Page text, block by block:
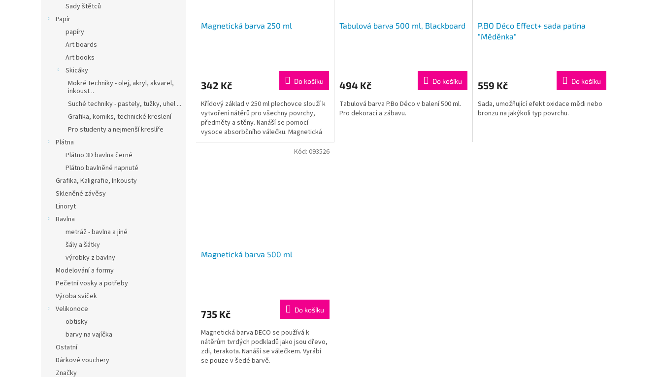
Sady štětců
Papír
papíry
Art boards
Art books
Skicáky
Mokré techniky - olej, akryl, akvarel,
inkoust ..
Suché techniky - pastely, tužky, uhel ...
Grafika, komiks, technické kreslení
Pro studenty a nejmenší kreslíře
Plátna
Plátno 3D bavlna černé
Plátno bavlněné napnuté
Grafika, Kaligrafie, Inkousty
Skleněné závěsy
Linoryt
Bavlna
metráž - bavlna a jiné
šály a šátky
výrobky z bavlny
Modelování a formy
Pečetní vosky a potřeby
Výroba svíček
Velikonoce
obtisky
barvy na vajíčka
Ostatní
Dárkové vouchery
Značky
Magnetická barva 250 ml
342 Kč Do košíku
Křídový základ v 250 ml plechovce slouží k
vytvoření nátěrů pro všechny povrchy,
předměty a stěny. Nanáší se pomocí
vysoce absorbčního válečku. Magnetická
barva je pouze sv. šedá.
Tabulová barva 500 ml, Blackboard
494 Kč Do košíku
Tabulová barva P.Bo Déco v balení 500 ml.
Pro dekoraci a zábavu.
P.BO Déco Effect+ sada patina
"Měděnka"
559 Kč Do košíku
Sada, umožňující efekt oxidace mědi nebo
bronzu na jakýkoli typ povrchu.
Magnetická barva 500 ml
735 Kč Do košíku
Magnetická barva DECO se používá k
nátěrům tvrdých podkladů jako jsou dřevo,
zdi, terakota. Nanáší se válečkem. Vyrábí
se pouze v šedé barvě.
Kód: 093526